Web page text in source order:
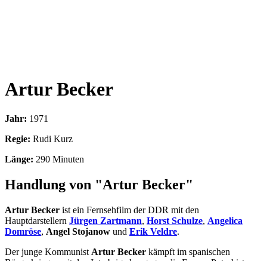
Artur Becker
Jahr: 1971
Regie: Rudi Kurz
Länge: 290 Minuten
Handlung von "Artur Becker"
Artur Becker ist ein Fernsehfilm der DDR mit den
Hauptdarstellern Jürgen Zartmann, Horst Schulze, Angelica
Domröse, Angel Stojanow und Erik Veldre.
Der junge Kommunist Artur Becker kämpft im spanischen